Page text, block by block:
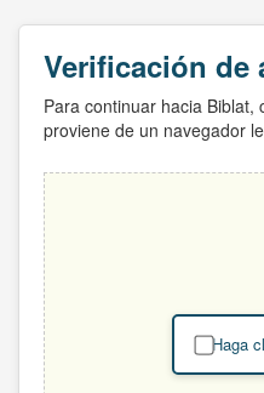
Verificación de
Para continuar hacia Biblat,
proviene de un navegador
Haga